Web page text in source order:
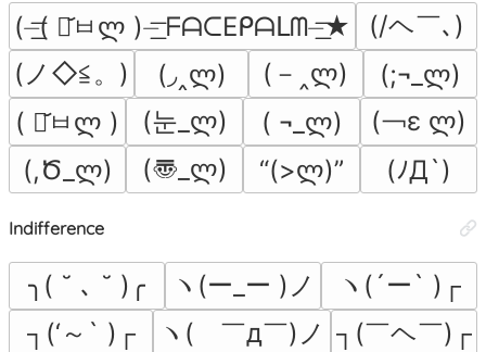
(⏤͟͟͞͞( ･᷄ㅂლ )⏤͟͟͞͞ ᖴᗩᑕEᑭᗩᒪᗰ⏤͟͟͞͞★
(/ヘ￣､)
(ノ◇≦。)
(◞‸ლ) (－‸ლ)
(;¬_ლ)
( ･᷄ㅂლ )
(눈_ლ) ( ¬_ლ)
(￢ε ლ)
(,Ծ_ლ)
(〠_ლ) “(>ლ)” (ﾉД`)
Indifference
╮( ˘ ､ ˘ )╭ ヽ(ー_ー )ノ
ヽ(´ー` )┌
┐(‘～` )┌
ヽ(　￣д￣)ノ ┐(￣ヘ￣)┌